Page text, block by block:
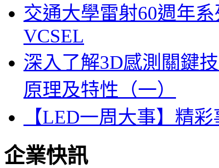
交通大學雷射60週年
VCSEL
深入了解3D感測關鍵
原理及特性（一）
【LED一周大事】精
企業快訊